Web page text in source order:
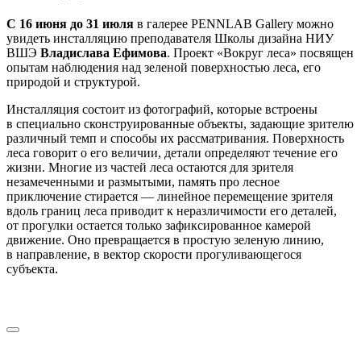
C 16 июня до 31 июля в галерее PENNLAB Gallery можно
увидеть инсталляцию преподавателя Школы дизайна НИУ
ВШЭ Владислава Ефимова. Проект «Вокруг леса» посвящен
опытам наблюдения над зеленой поверхностью леса, его
природой и структурой.
Инсталляция состоит из фотографий, которые встроены
в специально сконструированные объекты, задающие зрителю
различный темп и способы их рассматривания. Поверхность
леса говорит о его величии, детали определяют течение его
жизни. Многие из частей леса остаются для зрителя
незамеченными и размытыми, память про лесное
приключение стирается — линейное перемещение зрителя
вдоль границ леса приводит к неразличимости его деталей,
от прогулки остается только зафиксированное камерой
движение. Оно превращается в простую зеленую линию,
в направление, в вектор скорости прогуливающегося
субъекта.